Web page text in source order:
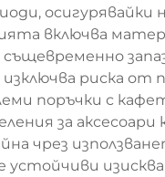
осигурявайки
включва
риска от
поръчки с
за аксесоари
чрез